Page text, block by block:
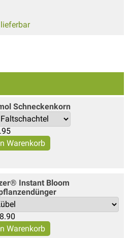
Schneckenkorn
Instant Bloom